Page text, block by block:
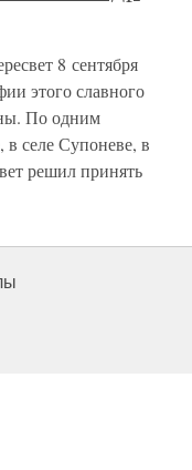
8 сентября
этого славного
По одним
селе Супоневе, в
решил принять